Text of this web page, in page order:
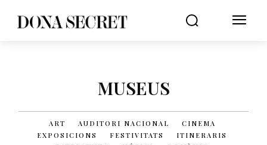
MUSEUS
ART AUDITORI NACIONAL
CINEMA
EXPOSICIONS
FESTIVITATS
ITINERARIS